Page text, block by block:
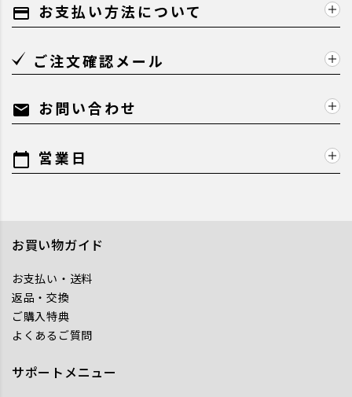
payment お支払い方法について
ご注文確認メール
mail お問い合わせ
calendar_today 営業日
お買い物ガイド
お支払い・送料
返品・交換
ご購入特典
よくあるご質問
サポートメニュー